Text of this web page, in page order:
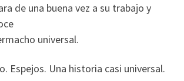
de una buena vez a su trabajo y
universal.
Espejos. Una historia casi universal.